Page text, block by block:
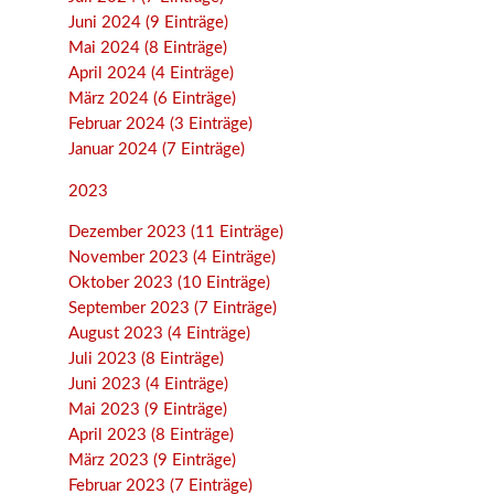
Juni 2024 (9 Einträge)
Mai 2024 (8 Einträge)
April 2024 (4 Einträge)
März 2024 (6 Einträge)
Februar 2024 (3 Einträge)
Januar 2024 (7 Einträge)
2023
Dezember 2023 (11 Einträge)
November 2023 (4 Einträge)
Oktober 2023 (10 Einträge)
September 2023 (7 Einträge)
August 2023 (4 Einträge)
Juli 2023 (8 Einträge)
Juni 2023 (4 Einträge)
Mai 2023 (9 Einträge)
April 2023 (8 Einträge)
März 2023 (9 Einträge)
Februar 2023 (7 Einträge)